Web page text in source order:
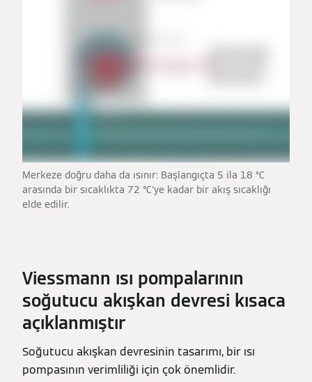
Merkeze doğru daha da ısınır: Başlangıçta 5 ila 18 °C
arasında bir sıcaklıkta 72 °C'ye kadar bir akış sıcaklığı
elde edilir.
Viessmann ısı pompalarının
soğutucu akışkan devresi kısaca
açıklanmıştır
Soğutucu akışkan devresinin tasarımı, bir ısı
pompasının verimliliği için çok önemlidir.